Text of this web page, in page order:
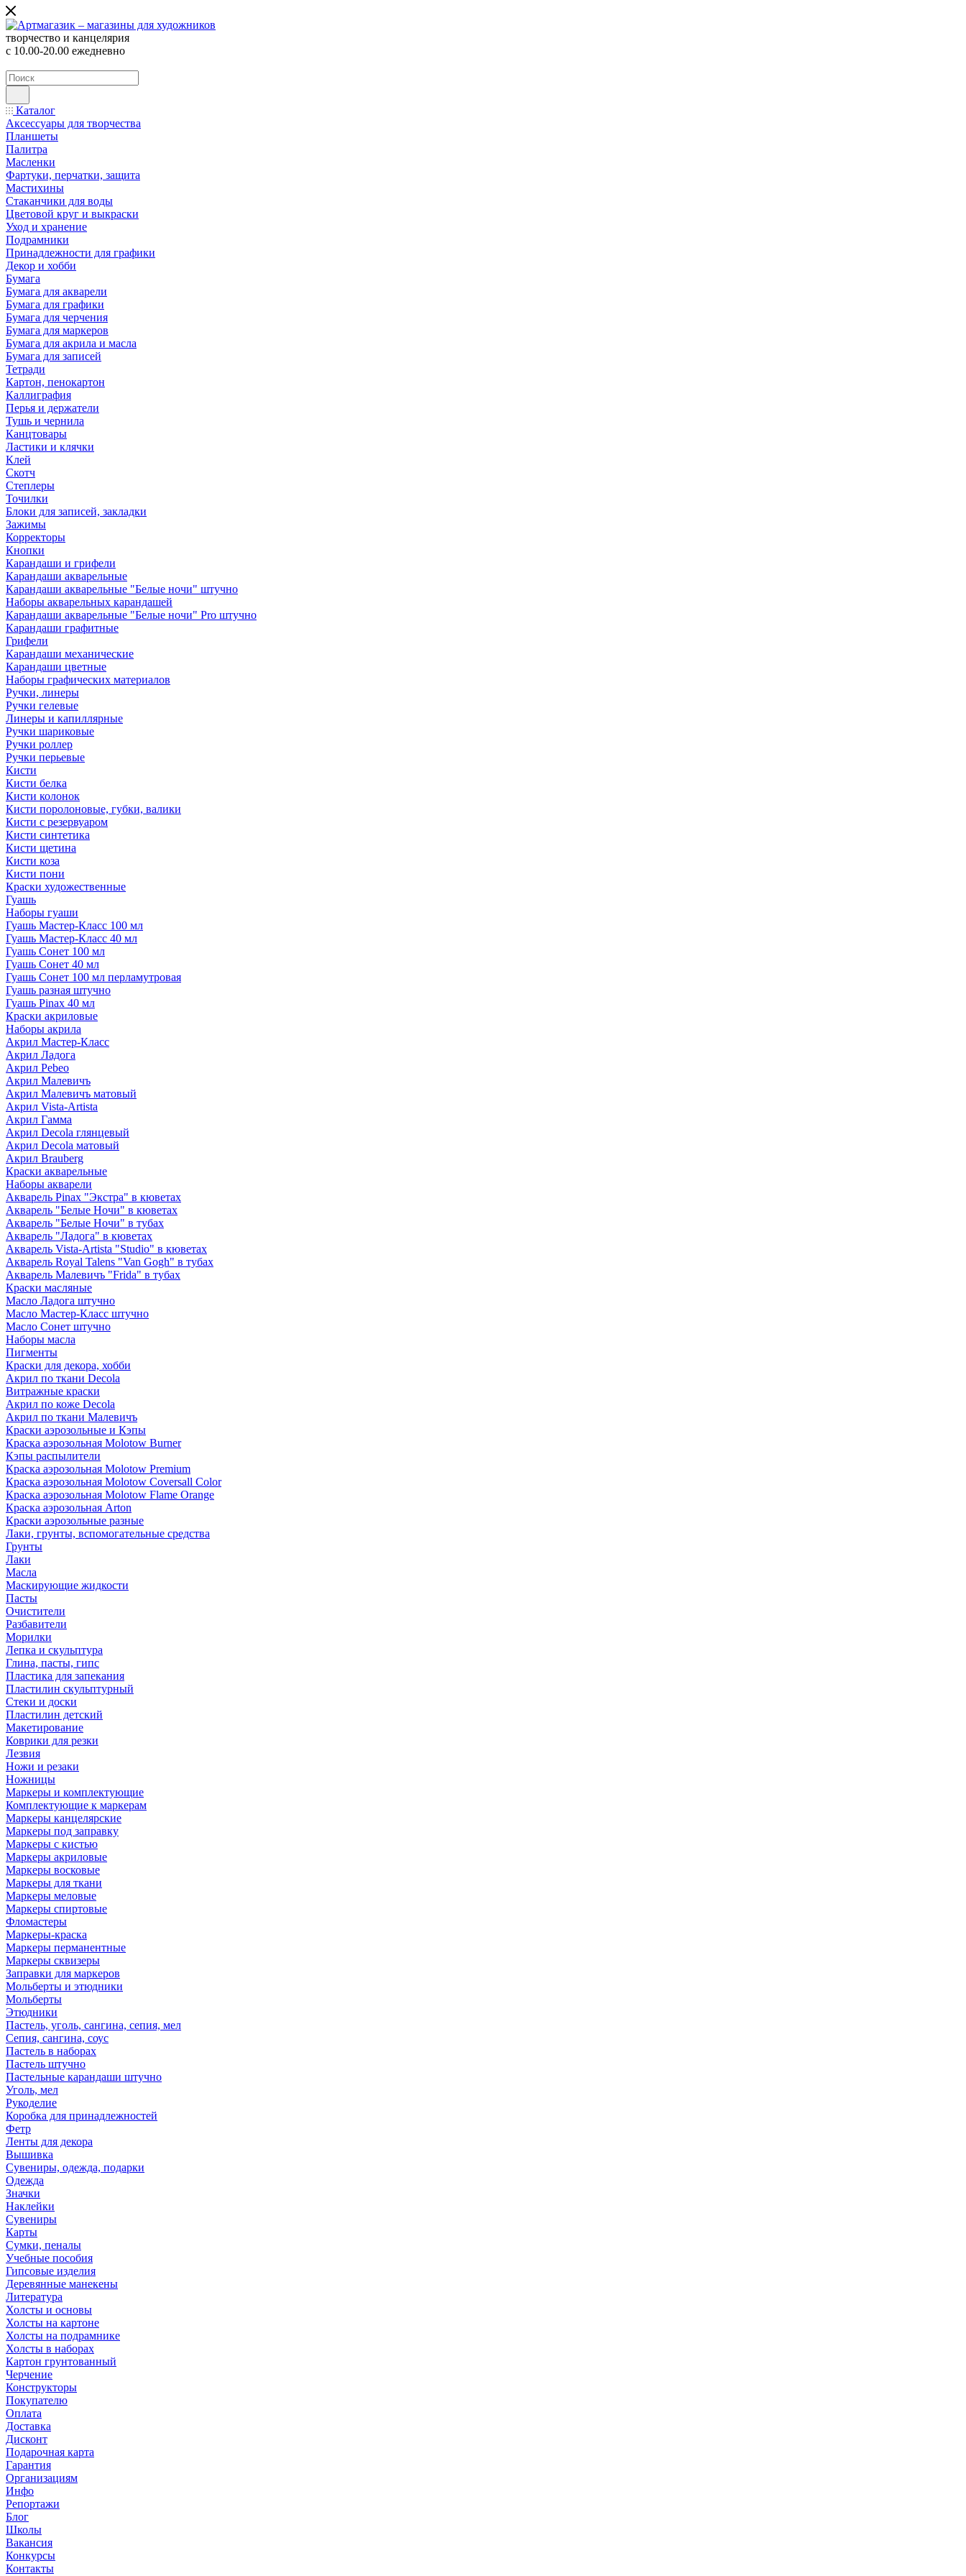
творчество и канцелярия
с 10.00-20.00 ежедневно
Каталог
Аксессуары для творчества
Планшеты
Палитра
Масленки
Фартуки, перчатки, защита
Мастихины
Стаканчики для воды
Цветовой круг и выкраски
Уход и хранение
Подрамники
Принадлежности для графики
Декор и хобби
Бумага
Бумага для акварели
Бумага для графики
Бумага для черчения
Бумага для маркеров
Бумага для акрила и масла
Бумага для записей
Тетради
Картон, пенокартон
Каллиграфия
Перья и держатели
Тушь и чернила
Канцтовары
Ластики и клячки
Клей
Скотч
Степлеры
Точилки
Блоки для записей, закладки
Зажимы
Корректоры
Кнопки
Карандаши и грифели
Карандаши акварельные
Карандаши акварельные "Белые ночи" штучно
Наборы акварельных карандашей
Карандаши акварельные "Белые ночи" Pro штучно
Карандаши графитные
Грифели
Карандаши механические
Карандаши цветные
Наборы графических материалов
Ручки, линеры
Ручки гелевые
Линеры и капиллярные
Ручки шариковые
Ручки роллер
Ручки перьевые
Кисти
Кисти белка
Кисти колонок
Кисти поролоновые, губки, валики
Кисти с резервуаром
Кисти синтетика
Кисти щетина
Кисти коза
Кисти пони
Краски художественные
Гуашь
Наборы гуаши
Гуашь Мастер-Класс 100 мл
Гуашь Мастер-Класс 40 мл
Гуашь Сонет 100 мл
Гуашь Сонет 40 мл
Гуашь Сонет 100 мл перламутровая
Гуашь разная штучно
Гуашь Pinax 40 мл
Краски акриловые
Наборы акрила
Акрил Мастер-Класс
Акрил Ладога
Акрил Pebeo
Акрил Малевичъ
Акрил Малевичъ матовый
Акрил Vista-Artista
Акрил Гамма
Акрил Decola глянцевый
Акрил Decola матовый
Акрил Brauberg
Краски акварельные
Наборы акварели
Акварель Pinax "Экстра" в кюветах
Акварель "Белые Ночи" в кюветах
Акварель "Белые Ночи" в тубах
Акварель "Ладога" в кюветах
Акварель Vista-Artista "Studio" в кюветах
Акварель Royal Talens "Van Gogh" в тубах
Акварель Малевичъ "Frida" в тубах
Краски масляные
Масло Ладога штучно
Масло Мастер-Класс штучно
Масло Сонет штучно
Наборы масла
Пигменты
Краски для декора, хобби
Акрил по ткани Decola
Витражные краски
Акрил по коже Decola
Акрил по ткани Малевичъ
Краски аэрозольные и Кэпы
Краска аэрозольная Molotow Burner
Кэпы распылители
Краска аэрозольная Molotow Premium
Краска аэрозольная Molotow Coversall Color
Краска аэрозольная Molotow Flame Orange
Краска аэрозольная Arton
Краски аэрозольные разные
Лаки, грунты, вспомогательные средства
Грунты
Лаки
Масла
Маскирующие жидкости
Пасты
Очистители
Разбавители
Морилки
Лепка и скульптура
Глина, пасты, гипс
Пластика для запекания
Пластилин скульптурный
Стеки и доски
Пластилин детский
Макетирование
Коврики для резки
Лезвия
Ножи и резаки
Ножницы
Маркеры и комплектующие
Комплектующие к маркерам
Маркеры канцелярские
Маркеры под заправку
Маркеры с кистью
Маркеры акриловые
Маркеры восковые
Маркеры для ткани
Маркеры меловые
Маркеры спиртовые
Фломастеры
Маркеры-краска
Маркеры перманентные
Маркеры сквизеры
Заправки для маркеров
Мольберты и этюдники
Мольберты
Этюдники
Пастель, уголь, сангина, сепия, мел
Сепия, сангина, соус
Пастель в наборах
Пастель штучно
Пастельные карандаши штучно
Уголь, мел
Рукоделие
Коробка для принадлежностей
Фетр
Ленты для декора
Вышивка
Сувениры, одежда, подарки
Одежда
Значки
Наклейки
Сувениры
Карты
Сумки, пеналы
Учебные пособия
Гипсовые изделия
Деревянные манекены
Литература
Холсты и основы
Холсты на картоне
Холсты на подрамнике
Холсты в наборах
Картон грунтованный
Черчение
Конструкторы
Покупателю
Оплата
Доставка
Дисконт
Подарочная карта
Гарантия
Организациям
Инфо
Репортажи
Блог
Школы
Вакансия
Конкурсы
Контакты